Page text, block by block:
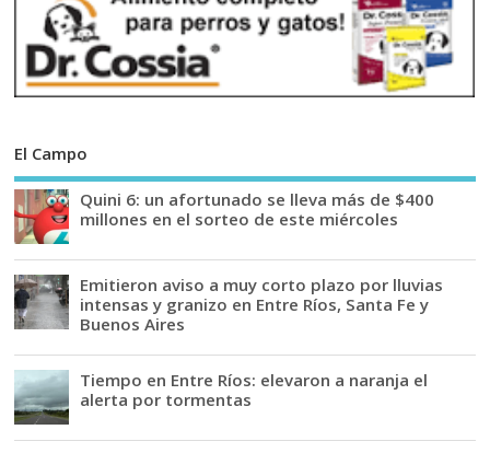
El Campo
Quini 6: un afortunado se lleva más de $400
millones en el sorteo de este miércoles
Emitieron aviso a muy corto plazo por lluvias
intensas y granizo en Entre Ríos, Santa Fe y
Buenos Aires
Tiempo en Entre Ríos: elevaron a naranja el
alerta por tormentas